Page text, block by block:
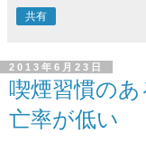
共有
2013年6月23日
喫煙習慣の
亡率が低い